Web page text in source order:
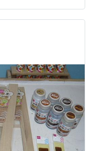
ガラスと多少安定が
。おそらく製造時に
ち１点が他の３点に
。カタカ…